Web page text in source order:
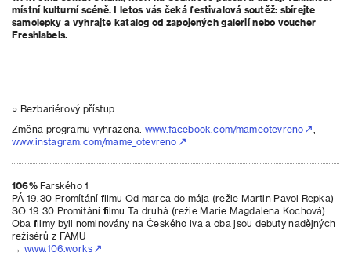
místní kulturní scéně. I letos vás čeká festivalová soutěž: sbírejte
samolepky a vyhrajte katalog od zapojených galerií nebo voucher
Freshlabels.
○ Bezbariérový přístup
Změna programu vyhrazena.www.facebook.com/mameotevreno
www.instagram.com/mame_otevreno
106% Farského 1
PÁ 19.30 Promítání filmu Od marca do mája (režie Martin Pavol Repka)
SO 19.30 Promítání filmu Ta druhá (režie Marie Magdalena Kochová)
Oba filmy byli nominovány na Českého lva a oba jsou debuty nadějných
režisérů z FAMU
→ www.106.works